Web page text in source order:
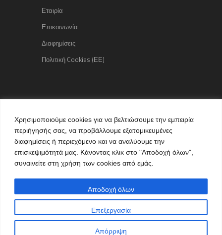
Χρησιμοποιούμε cookies για να βελτιώσουμε την εμπειρία
περιήγησής σας, να προβάλλουμε εξατομικευμένες
διαφημίσεις ή περιεχόμενο και να αναλύουμε την
επισκεψιμότητά μας. Κάνοντας κλικ στο "Αποδοχή όλων",
συναινείτε στη χρήση των cookies από εμάς.
Επεξεργασία
Απόρριψη
Αποδοχή όλων
Εταιρία
Επικοινωνία
Διαφημίσεις
Πολιτική Cookies (ΕΕ)
Copyright © 2015 kozaniLife.gr
All Rights reserved
Internet Services & Advertisement
by kozaniLife.gr